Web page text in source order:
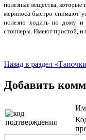
полезные вещества, которые
мериноса быстро снимают
полезно ходить по дому и
стопперы. Имеют простой, и
Назад в раздел
Добавить